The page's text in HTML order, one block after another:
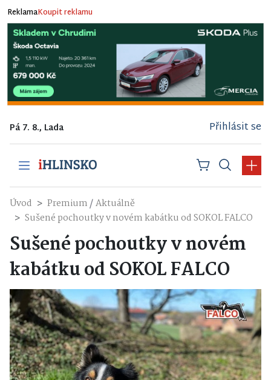
ReklamaKoupit reklamu
Pá 7. 8., Lada Přihlásit se
Úvod Premium/Aktuálně
Sušené pochoutky v novém kabátku od SOKOL FALCO
Sušené pochoutky v novém
kabátku od SOKOL FALCO